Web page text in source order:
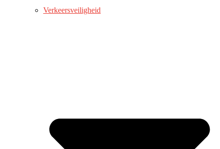
Verkeersveiligheid